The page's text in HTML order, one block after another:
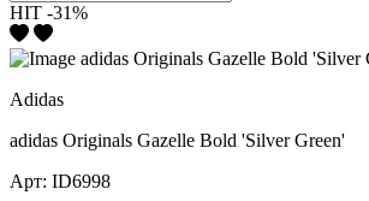
HIT -31%
Adidas
adidas Originals Gazelle Bold 'Silver Green'
Арт: ID6998